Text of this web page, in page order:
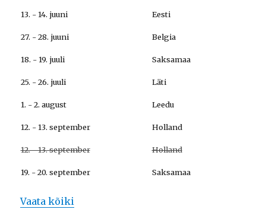
13. - 14. juuni Eesti
27. - 28. juuni Belgia
18. - 19. juuli Saksamaa
25. - 26. juuli Läti
1. - 2. august Leedu
12. - 13. september Holland
12. - 13. september Holland
19. - 20. september Saksamaa
Vaata kõiki